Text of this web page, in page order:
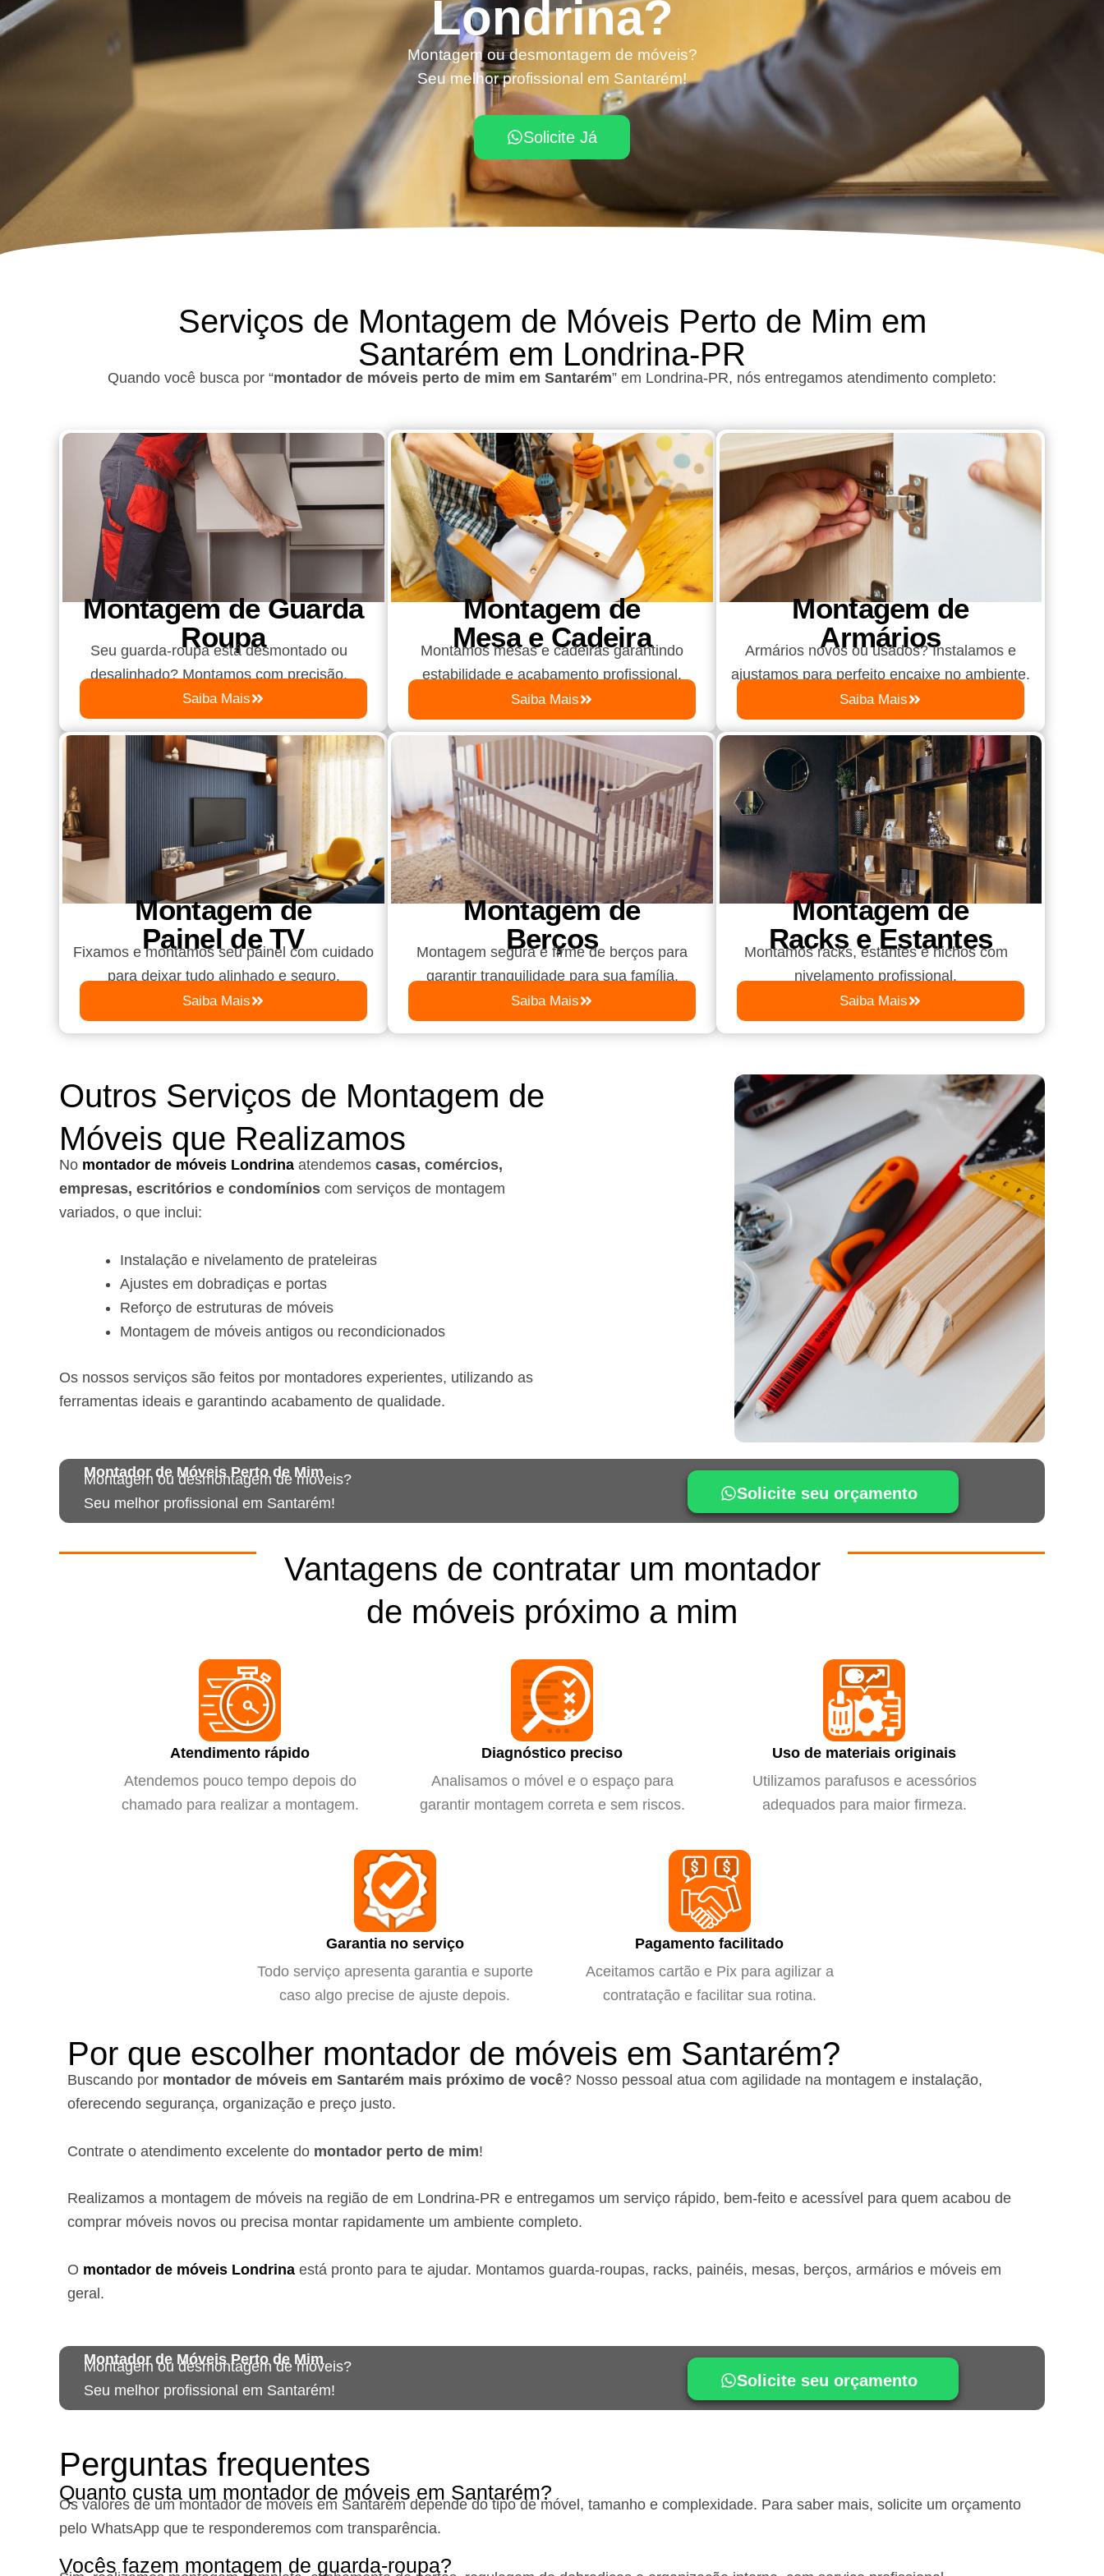
Londrina?
Montagem ou desmontagem de móveis?
Seu melhor profissional em Santarém!
Solicite Já
Serviços de Montagem de Móveis Perto de Mim em
Santarém em Londrina-PR
Quando você busca por “montador de móveis perto de mim em Santarém” em Londrina-PR, nós entregamos atendimento completo:
Montagem de Guarda
Roupa​
Seu guarda-roupa está desmontado ou
desalinhado? Montamos com precisão.
Saiba Mais
Montagem de
Mesa e Cadeira
Montamos mesas e cadeiras garantindo
estabilidade e acabamento profissional.
Saiba Mais
Montagem de
Armários
Armários novos ou usados? Instalamos e
ajustamos para perfeito encaixe no ambiente.
Saiba Mais
Montagem de
Painel de TV
Fixamos e montamos seu painel com cuidado
para deixar tudo alinhado e seguro.
Saiba Mais
Montagem de
Berços
Montagem segura e firme de berços para
garantir tranquilidade para sua família.
Saiba Mais
Montagem de
Racks e Estantes
Montamos racks, estantes e nichos com
nivelamento profissional.
Saiba Mais
Outros Serviços de Montagem de
Móveis que Realizamos
No montador de móveis Londrina atendemos casas, comércios,
empresas, escritórios e condomínios com serviços de montagem
variados, o que inclui:
Instalação e nivelamento de prateleiras
Ajustes em dobradiças e portas
Reforço de estruturas de móveis
Montagem de móveis antigos ou recondicionados
Os nossos serviços são feitos por montadores experientes, utilizando as
ferramentas ideais e garantindo acabamento de qualidade.
Montador de Móveis Perto de Mim
Montagem ou desmontagem de móveis?
Seu melhor profissional em Santarém!
Solicite seu orçamento
Vantagens de contratar um montador
de móveis próximo a mim
Atendimento rápido
Atendemos pouco tempo depois do
chamado para realizar a montagem.
Diagnóstico preciso
Analisamos o móvel e o espaço para
garantir montagem correta e sem riscos.
Uso de materiais originais
Utilizamos parafusos e acessórios
adequados para maior firmeza.
Garantia no serviço
Todo serviço apresenta garantia e suporte
caso algo precise de ajuste depois.
Pagamento facilitado
Aceitamos cartão e Pix para agilizar a
contratação e facilitar sua rotina.
Por que escolher montador de móveis em Santarém?
Buscando por montador de móveis em Santarém mais próximo de você? Nosso pessoal atua com agilidade na montagem e instalação,
oferecendo segurança, organização e preço justo.
Contrate o atendimento excelente do montador perto de mim!
Realizamos a montagem de móveis na região de em Londrina-PR e entregamos um serviço rápido, bem-feito e acessível para quem acabou de
comprar móveis novos ou precisa montar rapidamente um ambiente completo.
O montador de móveis Londrina está pronto para te ajudar. Montamos guarda-roupas, racks, painéis, mesas, berços, armários e móveis em
geral.
Montador de Móveis Perto de Mim
Montagem ou desmontagem de móveis?
Seu melhor profissional em Santarém!
Solicite seu orçamento
Perguntas frequentes
Quanto custa um montador de móveis em Santarém?
Os valores de um montador de móveis em Santarémdepende do tipo de móvel, tamanho e complexidade. Para saber mais, solicite um orçamento
pelo WhatsApp que te responderemos com transparência.
Vocês fazem montagem de guarda-roupa?